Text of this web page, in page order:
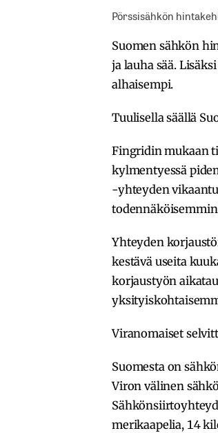
Pörssisähkön
Suomen sähkön
ja lauha sää.
alhaisempi.
Tuulisella säällä
Fingridin mukaan
kylmentyessä
-yhteyden
Yhteyden
kestävä useita
korjaustyön
Viranomaiset
Suomesta on
Viron välinen
merikaapelia, 14